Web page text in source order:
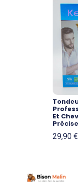
Et
Précise
29,90 €